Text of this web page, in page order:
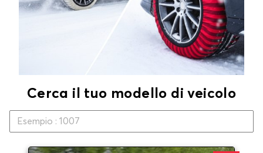
Cerca il tuo modello di veicolo